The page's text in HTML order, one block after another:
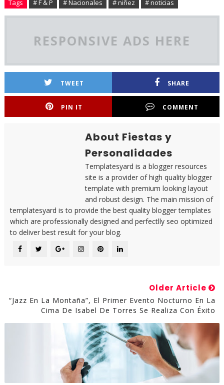
Tags # F & P # Nacionales # niñez # noticias
RESPONSIVE ADS HERE
TWEET SHARE
PIN IT COMMENT
About Fiestas y
Personalidades
Templatesyard is a blogger resources
site is a provider of high quality blogger
template with premium looking layout
and robust design. The main mission of
templatesyard is to provide the best quality blogger templates
which are professionally designed and perfectlly seo optimized
to deliver best result for your blog.
Older Article
“Jazz En La Montaña”, El Primer Evento Nocturno En La
Cima De Isabel De Torres Se Realiza Con Éxito